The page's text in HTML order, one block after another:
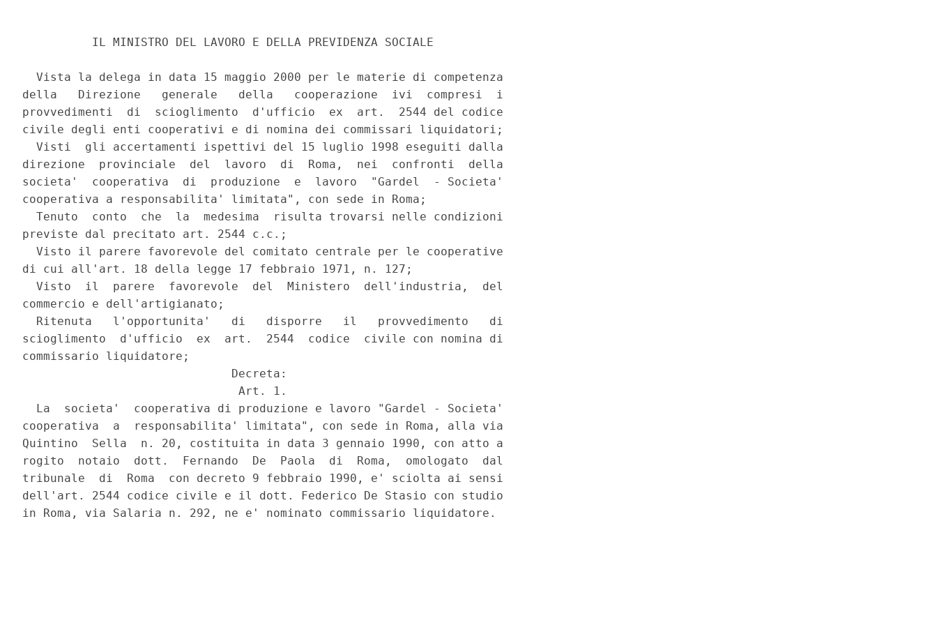
          IL MINISTRO DEL LAVORO E DELLA PREVIDENZA SOCIALE
  Vista la delega in data 15 maggio 2000 per le materie di competenza
della   Direzione   generale   della   cooperazione  ivi  compresi  i
provvedimenti  di  scioglimento  d'ufficio  ex  art.  2544 del codice
civile degli enti cooperativi e di nomina dei commissari liquidatori;
  Visti  gli accertamenti ispettivi del 15 luglio 1998 eseguiti dalla
direzione  provinciale  del  lavoro  di  Roma,  nei  confronti  della
societa'  cooperativa  di  produzione  e  lavoro  "Gardel  - Societa'
cooperativa a responsabilita' limitata", con sede in Roma;
  Tenuto  conto  che  la  medesima  risulta trovarsi nelle condizioni
previste dal precitato art. 2544 c.c.;
  Visto il parere favorevole del comitato centrale per le cooperative
di cui all'art. 18 della legge 17 febbraio 1971, n. 127;
  Visto  il  parere  favorevole  del  Ministero  dell'industria,  del
commercio e dell'artigianato;
  Ritenuta   l'opportunita'   di   disporre   il   provvedimento   di
scioglimento  d'ufficio  ex  art.  2544  codice  civile con nomina di
commissario liquidatore;
                              Decreta:
                               Art. 1.
  La  societa'  cooperativa di produzione e lavoro "Gardel - Societa'
cooperativa  a  responsabilita' limitata", con sede in Roma, alla via
Quintino  Sella  n. 20, costituita in data 3 gennaio 1990, con atto a
rogito  notaio  dott.  Fernando  De  Paola  di  Roma,  omologato  dal
tribunale  di  Roma  con decreto 9 febbraio 1990, e' sciolta ai sensi
dell'art. 2544 codice civile e il dott. Federico De Stasio con studio